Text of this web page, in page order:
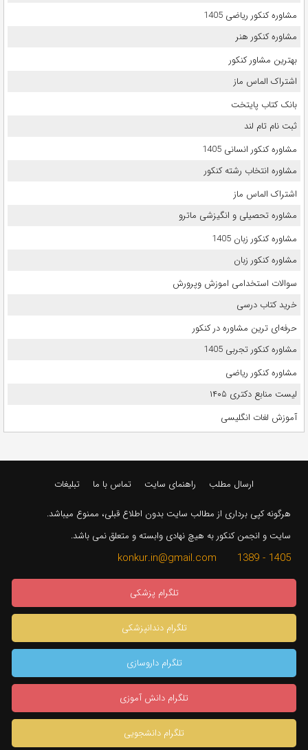
مشاوره کنکور ریاضی 1405
مشاوره کنکور هنر
بهترین مشاور کنکور
اشتراک الماس ماز
بانک کتاب پایتخت
ثبت نام تام لند
مشاوره کنکور انسانی 1405
مشاوره انتخاب رشته کنکور
اشتراک الماس ماز
مشاوره تحصیلی و انگیزشی ماترو
مشاوره کنکور زبان 1405
مشاوره کنکور زبان
سوالات استخدامی اموزش وپرورش
خرید کتاب درسی
حرفه‌ای ترین مشاوره در کنکور
مشاوره کنکور تجربی 1405
مشاوره کنکور ریاضی
لیست منابع دکتری ۱۴۰۵
آموزش لغات انگلیسی
ارسال مطلب راهنمای سایت تماس با ما تبلیغات
هرگونه کپی برداری از مطالب سایت بدون اطلاع قبلی، ممنوع میباشد.
سایت و انجمن کنکور به هیچ نهادی وابسته و متعلق نمی باشد.
1405 - 1389 konkur.in@gmail.com
تلگرام پزشکی
تلگرام دندانپزشکی
تلگرام داروسازی
تلگرام دانش آموزی
تلگرام دانشجویی